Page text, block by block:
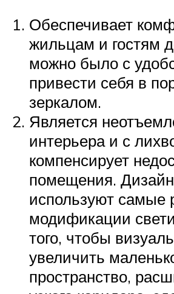
Обеспечивает
жильцам и гостям
можно было с
привести себя в
зеркалом.
Является
интерьера и с
компенсирует
помещения.
используют самые
модификации
того, чтобы
увеличить
пространство,